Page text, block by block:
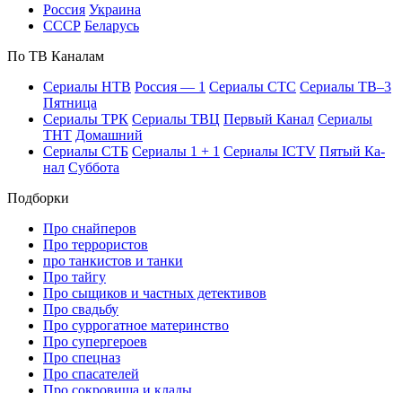
Рос­сия Ук­раи­на
СССР Бе­ла­русь
По ТВ Ка­на­лам
Се­риа­лы НТВ Рос­сия — 1 Се­риа­лы СТС Се­риа­лы ТВ–3
Пят­ни­ца
Се­риа­лы ТРК Се­риа­лы ТВЦ Пер­вый Ка­нал Се­риа­лы
ТНТ До­маш­ний
Се­риа­лы СТБ Се­риа­лы 1 + 1 Се­риа­лы ICTV Пя­тый Ка­
нал Суб­бо­та
Подборки
Про снайперов
Про террористов
про танкистов и танки
Про тайгу
Про сыщиков и частных детективов
Про свадьбу
Про суррогатное материнство
Про супергероев
Про спецназ
Про спасателей
Про сокровища и клады